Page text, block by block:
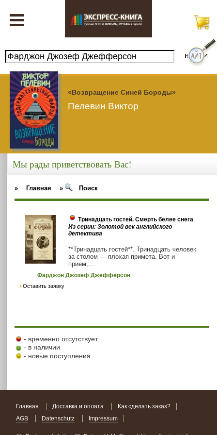
«Возвращение Синей Бороды»
Пелевин Виктор
Мы рады приветствовать Вас!
» Главная » Поиск
Тринадцать гостей. Смерть белее снега
Из серии: Золотой век английского
детектива
**Тринадцать гостей**. Тринадцать человек
за столом — плохая примета. Вот и
прием,...
Фарджон Джозеф Джефферсон
Оставить заявку
- временно отсутствует
- в наличии
- новые поступления
Главная Доставка и оплата
Как сделать заказ?
AGB
Datenschutz Impressum